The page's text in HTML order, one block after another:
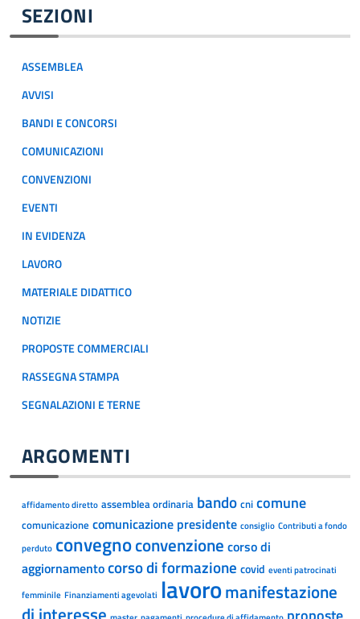
SEZIONI
ASSEMBLEA
AVVISI
BANDI E CONCORSI
COMUNICAZIONI
CONVENZIONI
EVENTI
IN EVIDENZA
LAVORO
MATERIALE DIDATTICO
NOTIZIE
PROPOSTE COMMERCIALI
RASSEGNA STAMPA
SEGNALAZIONI E TERNE
ARGOMENTI
affidamento diretto assemblea ordinaria bando cni comune
comunicazione comunicazione presidente consiglio Contributi a fondo
perduto convegnoconvenzione corso di
aggiornamentocorso di formazione covid eventi patrocinati
femminile Finanziamenti agevolati lavoromanifestazione